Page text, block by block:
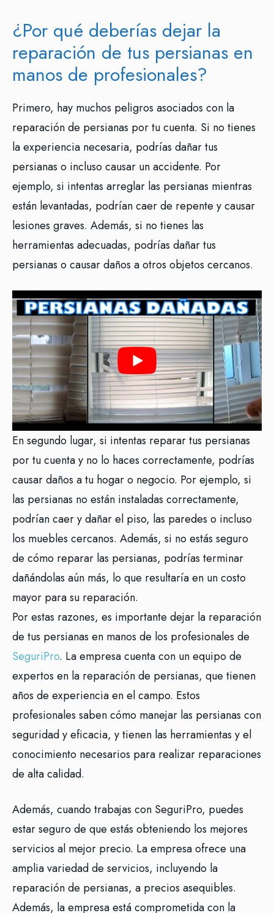
¿Por qué deberías dejar la
reparación de tus persianas en
manos de profesionales?
Primero, hay muchos peligros asociados con la
reparación de persianas por tu cuenta. Si no tienes
la experiencia necesaria, podrías dañar tus
persianas o incluso causar un accidente. Por
ejemplo, si intentas arreglar las persianas mientras
están levantadas, podrían caer de repente y causar
lesiones graves. Además, si no tienes las
herramientas adecuadas, podrías dañar tus
persianas o causar daños a otros objetos cercanos.
En segundo lugar, si intentas reparar tus persianas
por tu cuenta y no lo haces correctamente, podrías
causar daños a tu hogar o negocio. Por ejemplo, si
las persianas no están instaladas correctamente,
podrían caer y dañar el piso, las paredes o incluso
los muebles cercanos. Además, si no estás seguro
de cómo reparar las persianas, podrías terminar
dañándolas aún más, lo que resultaría en un costo
mayor para su reparación.
Por estas razones, es importante dejar la reparación
de tus persianas en manos de los profesionales de
SeguriPro. La empresa cuenta con un equipo de
expertos en la reparación de persianas, que tienen
años de experiencia en el campo. Estos
profesionales saben cómo manejar las persianas con
seguridad y eficacia, y tienen las herramientas y el
conocimiento necesarios para realizar reparaciones
de alta calidad.
Además, cuando trabajas con SeguriPro, puedes
estar seguro de que estás obteniendo los mejores
servicios al mejor precio. La empresa ofrece una
amplia variedad de servicios, incluyendo la
reparación de persianas, a precios asequibles.
Además, la empresa está comprometida con la